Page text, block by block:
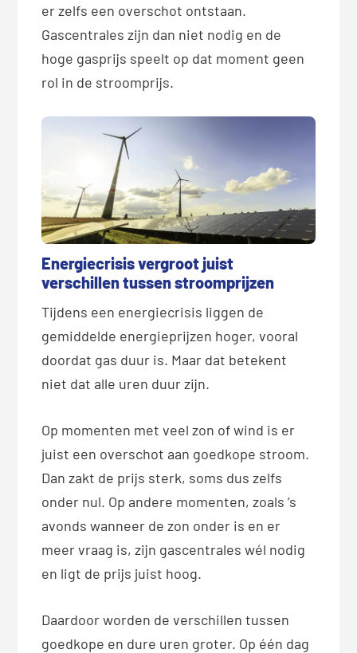
er zelfs een overschot ontstaan.
Gascentrales zijn dan niet nodig en de
hoge gasprijs speelt op dat moment geen
rol in de stroomprijs.
Energiecrisis vergroot juist
verschillen tussen stroomprijzen
Tijdens een energiecrisis liggen de
gemiddelde energieprijzen hoger, vooral
doordat gas duur is. Maar dat betekent
niet dat alle uren duur zijn.
Op momenten met veel zon of wind is er
juist een overschot aan goedkope stroom.
Dan zakt de prijs sterk, soms dus zelfs
onder nul. Op andere momenten, zoals ’s
avonds wanneer de zon onder is en er
meer vraag is, zijn gascentrales wél nodig
en ligt de prijs juist hoog.
Daardoor worden de verschillen tussen
goedkope en dure uren groter. Op één dag